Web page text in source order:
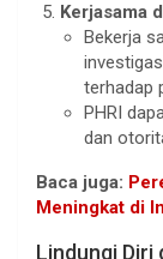
Kerjasama
Bekerja
terhadap
PHRI
dan
Baca juga:
Meningkat di
Lindungi Diri